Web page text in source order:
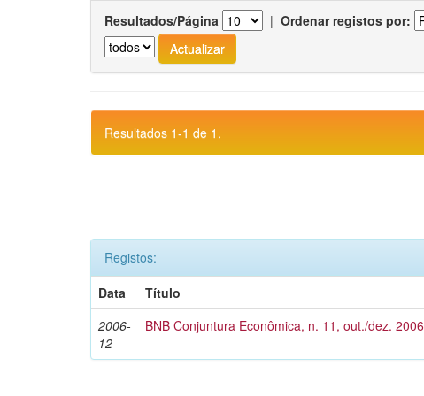
Resultados/Página | Ordenar registos por:
Resultados 1-1 de 1.
Registos:
Data
Título
2006-
12
BNB Conjuntura Econômica, n. 11, out./dez. 2006